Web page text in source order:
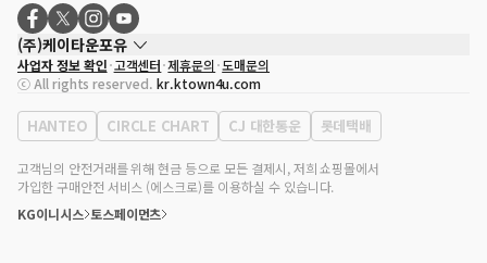
(주)케이타운포유
대표자
송효민
사업자등록번호
120-87-71116
통신판매업 신고번호 제2011-서울강남-02223
대표전화
02-552-9855
사업자 정보 확인 고객센터 제휴문의 도매문의
ⓒ All rights reserved. kr.ktown4u.com
HANTEO CIRCLE CHART CJ 대한통운 롯데택배
고객님의 안전거래를 위해 현금 등으로 모든 결제시, 저희 쇼핑몰에서
가입한 구매안전 서비스 (에스크로)를 이용하실 수 있습니다.
KG이니시스 토스페이먼츠